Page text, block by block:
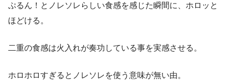
ぷるん！とノレソレらしい食感を感じた瞬間に、ホロッと
ほどける。
二重の食感は火入れが奏功している事を実感させる。
ホロホロすぎるとノレソレを使う意味が無い由。